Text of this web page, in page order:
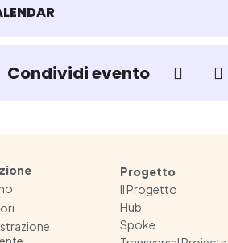
Condividi evento
Progetto
Il Progetto
Hub
Spoke